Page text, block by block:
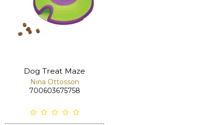
Dog Treat Maze
Nina Ottosson
700603675758